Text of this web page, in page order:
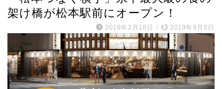
架け橋が松本駅前にオープン！
2019年2月18日 / 2019年9月8日